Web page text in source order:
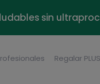
sin
Regalar